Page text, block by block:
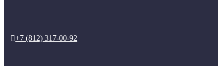
+7 (812) 317-00-92